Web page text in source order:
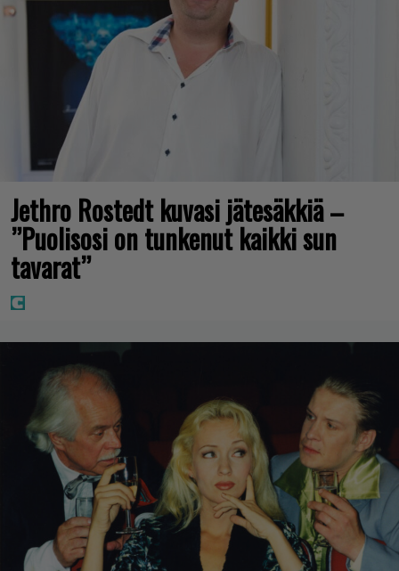
Jethro Rostedt kuvasi jätesäkkiä –
”Puolisosi on tunkenut kaikki sun
tavarat”